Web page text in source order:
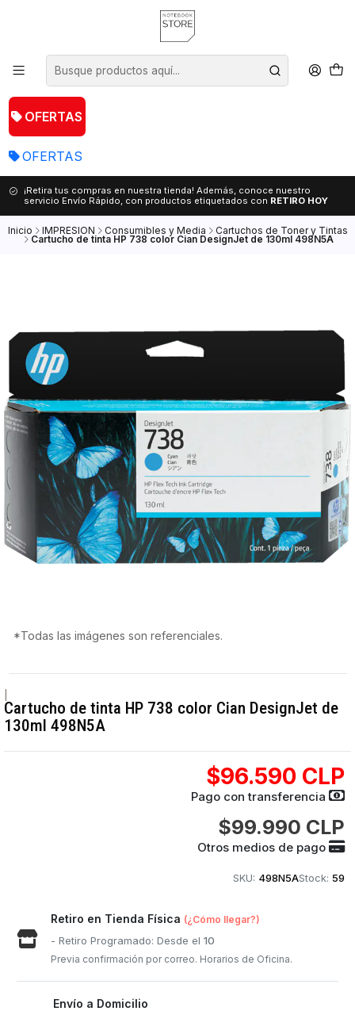
OFERTAS
OFERTAS
¡Retira tus compras en nuestra tienda! Además, conoce nuestro
servicio Envío Rápido, con productos etiquetados con RETIRO HOY
Inicio IMPRESION Consumibles y Media Cartuchos de Toner y Tintas
Cartucho de tinta HP 738 color Cian DesignJet de 130ml 498N5A
*Todas las imágenes son referenciales.
Cartucho de tinta HP 738 color Cian DesignJet de
130ml 498N5A
$96.590 CLP
Pago con transferencia
$99.990 CLP
Otros medios de pago
SKU: 498N5AStock: 59
Retiro en Tienda Física (¿Cómo llegar?)
- Retiro Programado: Desde el10
Previa confirmación por correo. Horarios de Oficina.
Envío a Domicilio